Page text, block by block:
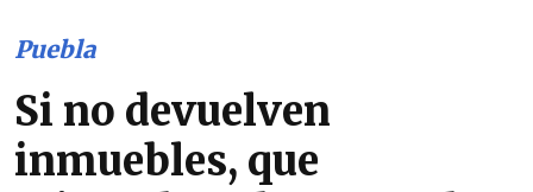
Puebla
Si no devuelven
inmuebles, que